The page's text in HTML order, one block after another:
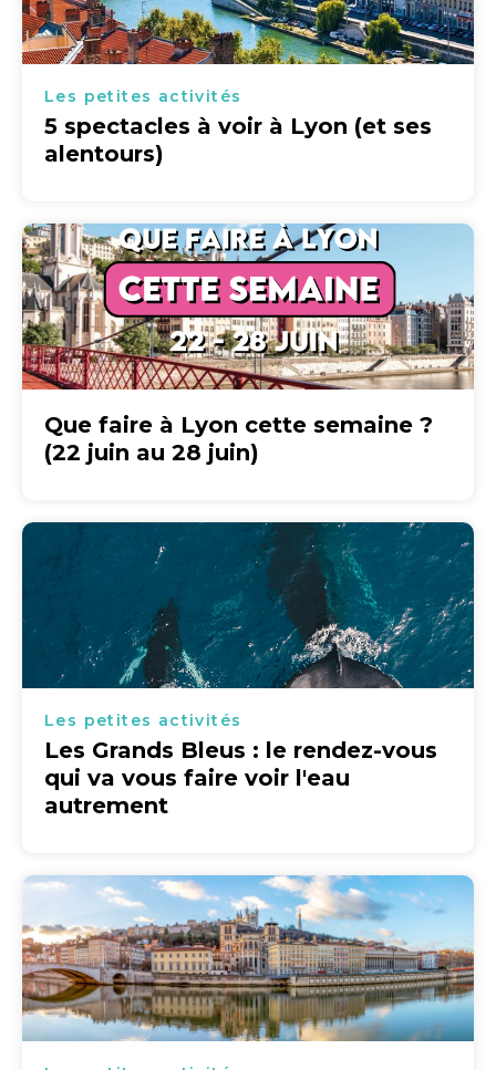
Les petites activités
5 spectacles à voir à Lyon (et ses
alentours)
Que faire à Lyon cette semaine ?
(22 juin au 28 juin)
Les petites activités
Les Grands Bleus : le rendez-vous
qui va vous faire voir l'eau
autrement